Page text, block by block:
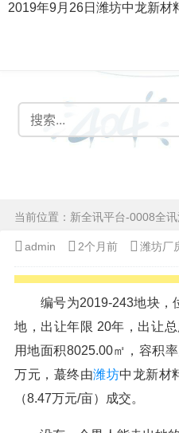
2019年9月26日潍坊中龙新材
当前位置： 新全讯平台-0008全
admin 2个月前 潍坊厂
编号为2019-243地块，
地，出让年限 20年，出让
用地面积8025.00㎡，容积
万元，蕞终由潍坊中龙新材
（8.47万元/亩）成交。